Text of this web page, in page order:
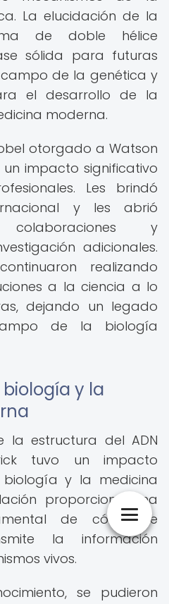
La elucidación de la
de doble hélice
sólida para futuras
de la genética y
el desarrollo de la
moderna.
otorgado a Watson
impacto significativo
Les brindó
y les abrió
y
adicionales.
realizando
a la ciencia a lo
dejando un legado
de la biología
y la
la estructura del ADN
tuvo un impacto
y la medicina
proporcionó una
de cómo se
la información
vivos.
se pudieron